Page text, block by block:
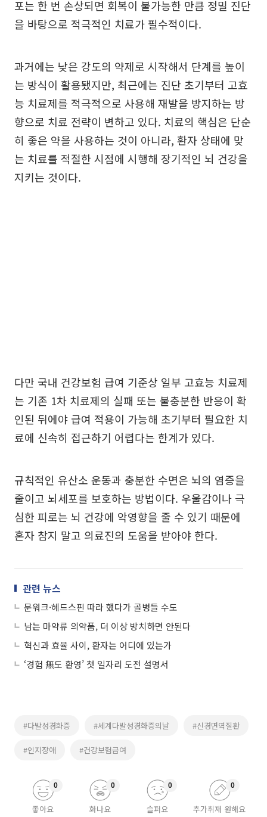
포는 한 번 손상되면 회복이 불가능한 만큼 정밀 진단
을 바탕으로 적극적인 치료가 필수적이다.
과거에는 낮은 강도의 약제로 시작해서 단계를 높이
는 방식이 활용됐지만, 최근에는 진단 초기부터 고효
능 치료제를 적극적으로 사용해 재발을 방지하는 방
향으로 치료 전략이 변하고 있다. 치료의 핵심은 단순
히 좋은 약을 사용하는 것이 아니라, 환자 상태에 맞
는 치료를 적절한 시점에 시행해 장기적인 뇌 건강을
지키는 것이다.
다만 국내 건강보험 급여 기준상 일부 고효능 치료제
는 기존 1차 치료제의 실패 또는 불충분한 반응이 확
인된 뒤에야 급여 적용이 가능해 초기부터 필요한 치
료에 신속히 접근하기 어렵다는 한계가 있다.
규칙적인 유산소 운동과 충분한 수면은 뇌의 염증을
줄이고 뇌세포를 보호하는 방법이다. 우울감이나 극
심한 피로는 뇌 건강에 악영향을 줄 수 있기 때문에
혼자 참지 말고 의료진의 도움을 받아야 한다.
관련 뉴스
문워크·헤드스핀 따라 했다가 골병들 수도
남는 마약류 의약품, 더 이상 방치하면 안된다
혁신과 효율 사이, 환자는 어디에 있는가
‘경험 無도 환영’ 첫 일자리 도전 설명서
#다발성경화증 #세계다발성경화증의날 #신경면역질환
#인지장애 #건강보험급여
좋아요
0
화나요
0
슬퍼요
0
추가취재 원해요
0